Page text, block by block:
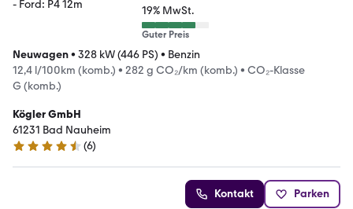
19% MwSt.
Guter Preis
Neuwagen• 328 kW (446 PS) • Benzin
12,4 l/100km (komb.) • 282 g CO₂/km (komb.) • CO₂-Klasse
G (komb.)
Kögler GmbH
61231 Bad Nauheim
4.7 Sterne
(6)
Kontakt Parken